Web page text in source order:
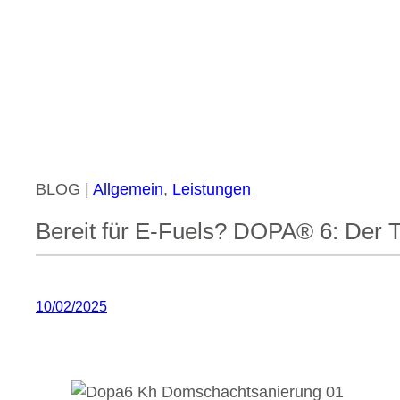
BLOG | Allgemein, Leistungen
Bereit für E-Fuels? DOPA® 6: Der
10/02/2025